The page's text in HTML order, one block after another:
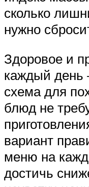
сколько
нужно
Здоровое и
каждый день
схема для
блюд не
вариант
меню на
достичь